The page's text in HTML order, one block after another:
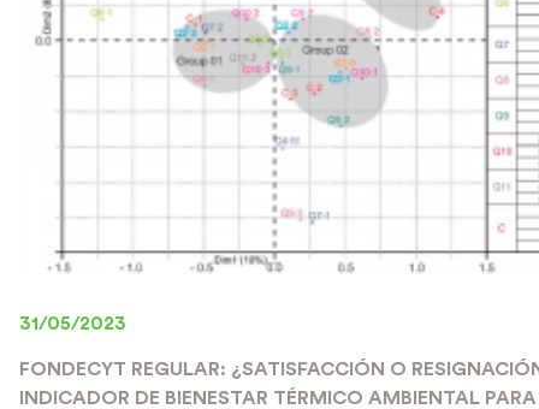
31/05/2023
FONDECYT REGULAR: ¿SATISFACCIÓN O
INDICADOR DE BIENESTAR TÉRMICO AMBIENTAL PARA